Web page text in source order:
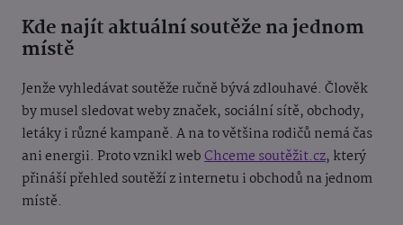
Kde najít aktuální soutěže na jednom
místě
Jenže vyhledávat soutěže ručně bývá zdlouhavé. Člověk
by musel sledovat weby značek, sociální sítě, obchody,
letáky i různé kampaně. A na to většina rodičů nemá čas
ani energii. Proto vznikl webChceme soutěžit.cz, který
přináší přehled soutěží z internetu i obchodů na jednom
místě.